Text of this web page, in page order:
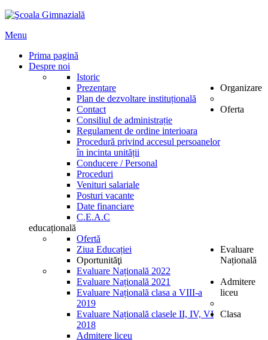
Menu
Prima pagină
Despre noi
Istoric
Prezentare
Plan de dezvoltare instituțională
Contact
Organizare
Consiliul de administrație
Regulament de ordine interioara
Procedură privind accesul persoanelor
în incinta unității
Conducere / Personal
Proceduri
Venituri salariale
Posturi vacante
Date financiare
C.E.A.C
Oferta
educațională
Ofertă
Ziua Educației
Oportunităţi
Evaluare
Națională
Evaluare Națională 2022
Evaluare Națională 2021
Evaluare Națională clasa a VIII-a
2019
Evaluare Națională clasele II, IV, VI
2018
Admitere
liceu
Admitere liceu
Clasa